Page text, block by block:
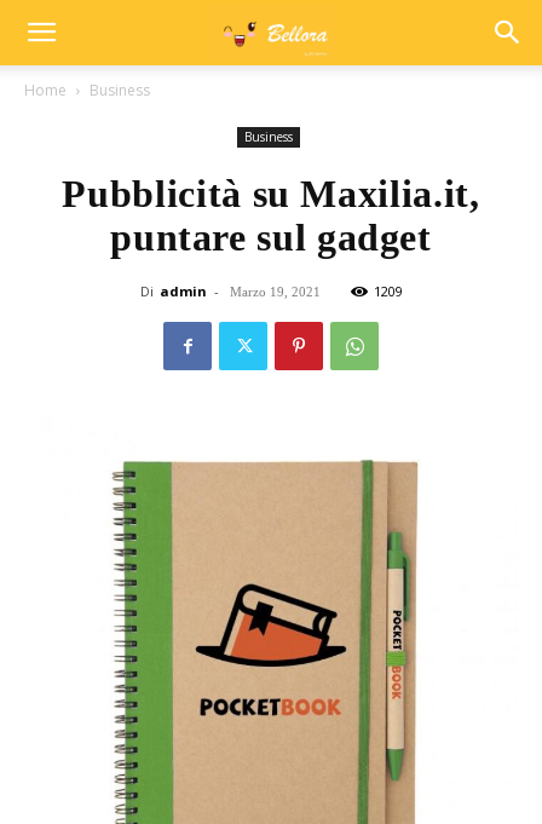
Home Business
Business
Pubblicità su Maxilia.it,
puntare sul gadget
Di admin - Marzo 19, 2021 1209